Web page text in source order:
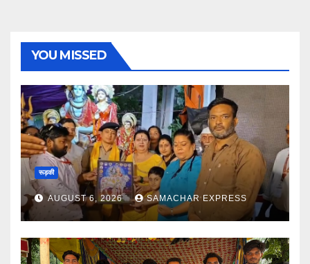
YOU MISSED
रूड़की
AUGUST 6, 2026 SAMACHAR EXPRESS